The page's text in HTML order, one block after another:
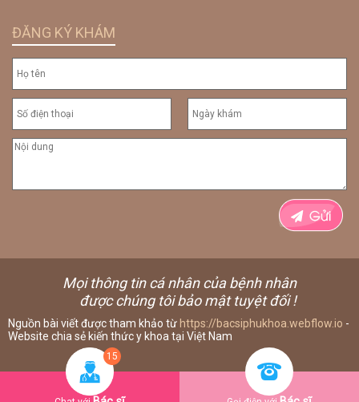
ĐĂNG KÝ KHÁM
Nguồn bài viết được tham khảo từ https://bacsiphukhoa.webflow.io -
Website chia sẻ kiến thức y khoa tại Việt Nam
Mọi thông tin cá nhân của bệnh nhân
được chúng tôi bảo mật tuyệt đối !
15